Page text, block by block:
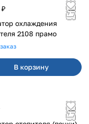
₽
охлаждения
двигателя 2108 прамо
В корзину